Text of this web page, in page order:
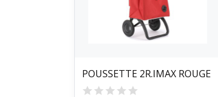
POUSSETTE 2R.IMAX ROUGE